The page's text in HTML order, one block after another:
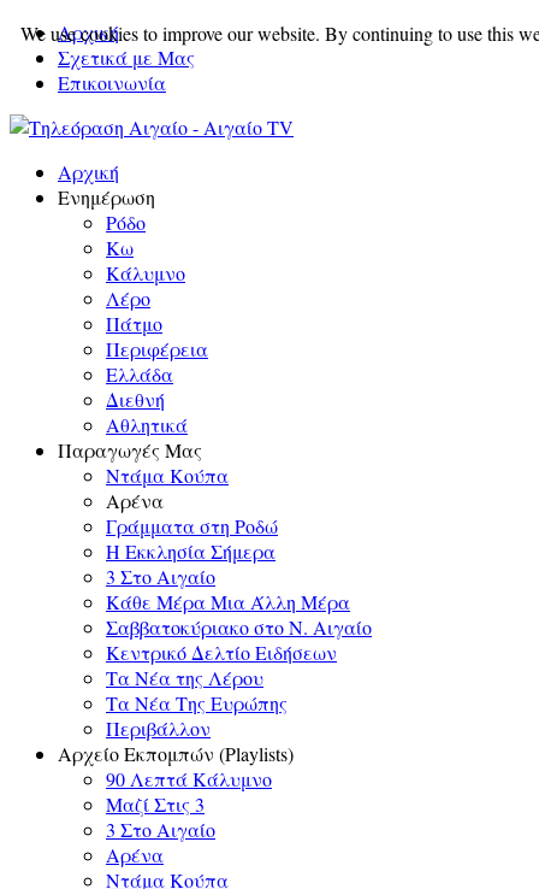
Αρχική
Σχετικά με Μας
Επικοινωνία
Αρχική
Ενημέρωση
Ρόδο
Κω
Κάλυμνο
Λέρο
Πάτμο
Περιφέρεια
Ελλάδα
Διεθνή
Αθλητικά
Παραγωγές Μας
Ντάμα Κούπα
Αρένα
Γράμματα στη Ροδώ
Η Εκκλησία Σήμερα
3 Στο Αιγαίο
Κάθε Μέρα Μια Άλλη Μέρα
Σαββατοκύριακο στο Ν. Αιγαίο
Κεντρικό Δελτίο Ειδήσεων
Τα Νέα της Λέρου
Τα Νέα Της Ευρώπης
Περιβάλλον
Αρχείο Εκπομπών (Playlists)
90 Λεπτά Κάλυμνο
Μαζί Στις 3
3 Στο Αιγαίο
Αρένα
Ντάμα Κούπα
We use cookies to improve our website. By continuing to use this